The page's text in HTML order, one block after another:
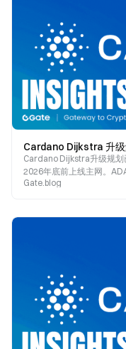
Cardano Dijkstra升级规
2026年底前上线主网。
文深度解析三大技术升级
Gate.blog